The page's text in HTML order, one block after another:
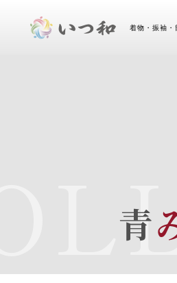
着物・振袖
青